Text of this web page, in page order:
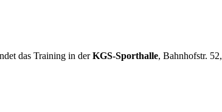
das Training in derKGS-Sporthalle, Bahnhofstr.